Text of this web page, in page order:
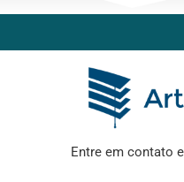
Entre em contato